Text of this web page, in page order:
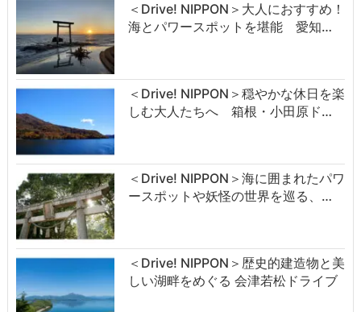
＜Drive! NIPPON＞大人におすすめ！
海とパワースポットを堪能 愛知…
＜Drive! NIPPON＞穏やかな休日を楽
しむ大人たちへ 箱根・小田原ド…
＜Drive! NIPPON＞海に囲まれたパワ
ースポットや妖怪の世界を巡る、…
＜Drive! NIPPON＞歴史的建造物と美
しい湖畔をめぐる 会津若松ドライブ